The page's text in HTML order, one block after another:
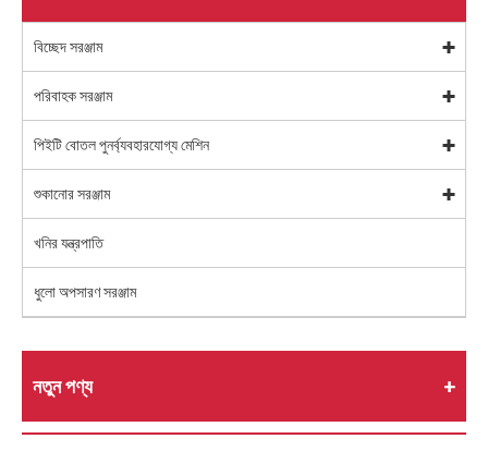
বিচ্ছেদ সরঞ্জাম
পরিবাহক সরঞ্জাম
পিইটি বোতল পুনর্ব্যবহারযোগ্য মেশিন
শুকানোর সরঞ্জাম
খনির যন্ত্রপাতি
ধুলো অপসারণ সরঞ্জাম
নতুন পণ্য